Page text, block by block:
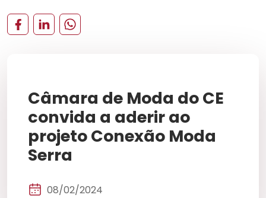
Câmara de Moda do CE
convida a aderir ao
projeto Conexão Moda
Serra
08/02/2024